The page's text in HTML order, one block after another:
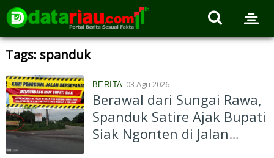
Tags: spanduk
BERITA 03 Agu 2026
Berawal dari Sungai Rawa,
Spanduk Satire Ajak Bupati
Siak Ngonten di Jalan